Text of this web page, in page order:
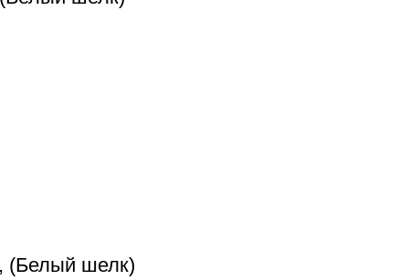
(Белый шелк)